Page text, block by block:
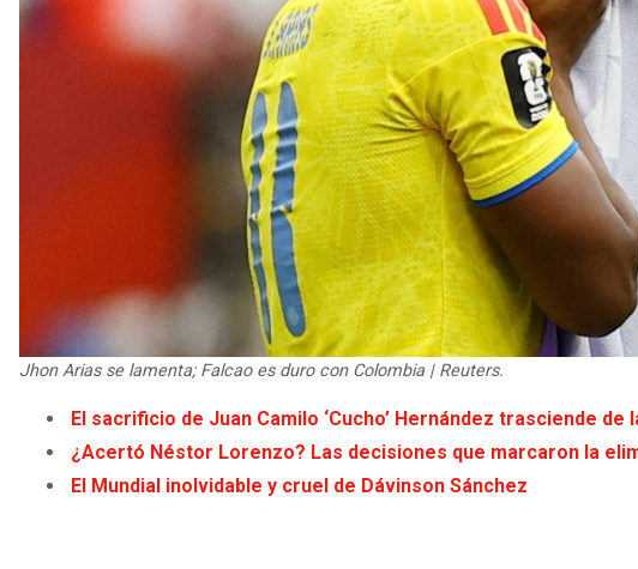
Jhon Arias se lamenta; Falcao es duro con Colombia | Reuters.
El sacrificio de Juan Camilo ‘Cucho’ Hernández trasciende de
¿Acertó Néstor Lorenzo? Las decisiones que marcaron la
El Mundial inolvidable y cruel de Dávinson Sánchez